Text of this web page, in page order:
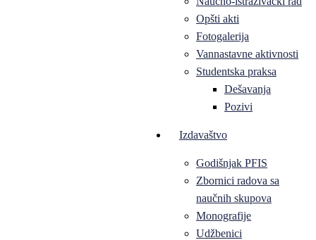
Opšti akti
Fotogalerija
Vannastavne aktivnosti
Studentska praksa
Dešavanja
Pozivi
Izdavaštvo
Godišnjak PFIS
Zbornici radova sa
naučnih skupova
Monografije
Udžbenici